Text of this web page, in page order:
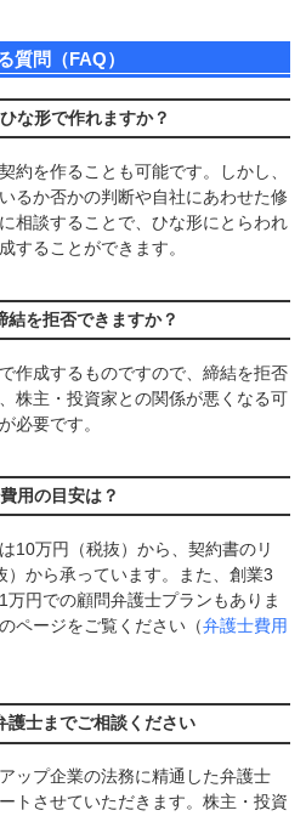
質問（FAQ）
な形で作れますか？
約を作ることも可能です。しかし、
るか否かの判断や自社にあわせた修
相談することで、ひな形にとらわれ
することができます。
結を拒否できますか？
作成するものですので、締結を拒否
株主・投資家との関係が悪くなる可
必要です。
用の目安は？
10万円（税抜）から、契約書のリ
）から承っています。また、創業3
円での顧問弁護士プランもありま
ページをご覧ください（弁護士費用
護士までご相談ください
ップ企業の法務に精通した弁護士
トさせていただきます。株主・投資